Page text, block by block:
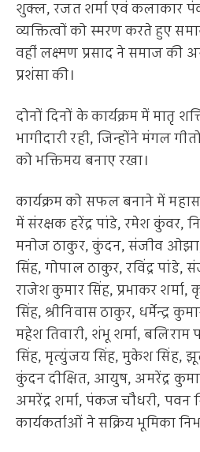
शुक्ल, रजत शर्मा एवं कलाकार
व्यक्तित्वों को स्मरण करते हुए
वहीं लक्ष्मण प्रसाद ने समाज की
प्रशंसा की।
दोनों दिनों के कार्यक्रम में मातृ
भागीदारी रही, जिन्होंने मंगल
को भक्तिमय बनाए रखा।
कार्यक्रम को सफल बनाने में
में संरक्षक हरेंद्र पांडे, रमेश कुंवर,
मनोज ठाकुर, कुंदन, संजीव
सिंह, गोपाल ठाकुर, रविंद्र पांडे,
राजेश कुमार सिंह, प्रभाकर
सिंह, श्रीनिवास ठाकुर, धर्मेन्द्र
महेश तिवारी, शंभू शर्मा,
सिंह, मृत्युंजय सिंह, मुकेश सिंह,
कुंदन दीक्षित, आयुष, अमरेंद्र
अमरेंद्र शर्मा, पंकज चौधरी, पवन
कार्यकर्ताओं ने सक्रिय भूमिका